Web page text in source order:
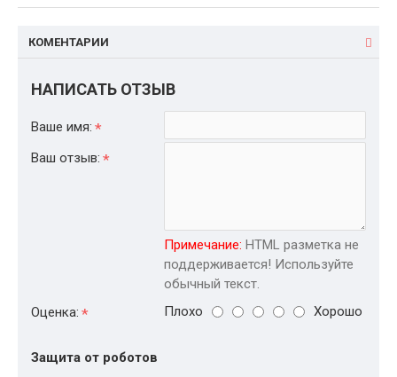
КОМЕНТАРИИ
НАПИСАТЬ ОТЗЫВ
Ваше имя:
Ваш отзыв:
Примечание: HTML разметка не
поддерживается! Используйте
обычный текст.
Оценка:
Плохо Хорошо
Защита от роботов